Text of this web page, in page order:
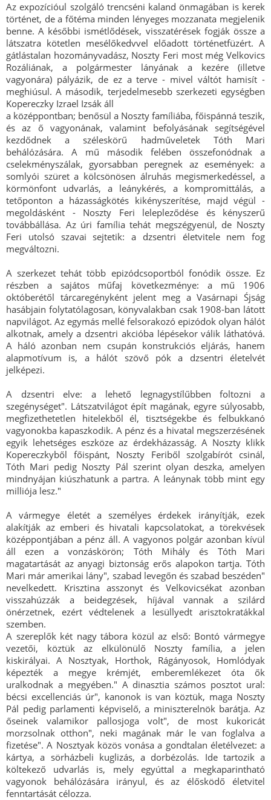
Az expozícióul szolgáló trencséni kaland önmagában is kerek
történet, de a főtéma minden lényeges mozzanata megjelenik
benne. A későbbi ismétlődések, visszatérések fogják össze a
látszatra kötetlen mesélőkedvvel előadott történetfüzért. A
gátlástalan hozományvadász, Noszty Feri most még Velkovics
Rozáliának, a polgármester lányának a kezére (illetve
vagyonára) pályázik, de ez a terve - mivel váltót hamisít -
meghiúsul. A második, terjedelmesebb szerkezeti egységben
Kopereczky Izrael Izsák áll
a középpontban; benősül a Noszty famíliába, főispánná teszik,
és az ő vagyonának, valamint befolyásának segítségével
kezdődnek a széleskörű hadműveletek Tóth Mari
behálózására. A mű második felében összefonódnak a
cselekményszálak, gyorsabban peregnek az események: a
somlyói szüret a kölcsönösen álruhás megismerkedéssel, a
körmönfont udvarlás, a leánykérés, a kompromittálás, a
tetőponton a házasságkötés kikényszerítése, majd végül -
megoldásként - Noszty Feri lelepleződése és kényszerű
továbbállása. Az úri família tehát megszégyenül, de Noszty
Feri utolsó szavai sejtetik: a dzsentri életvitele nem fog
megváltozni.
A szerkezet tehát több epizódcsoportból fonódik össze. Ez
részben a sajátos műfaj következménye: a mű 1906
októberétől tárcaregényként jelent meg a Vasárnapi Śjság
hasábjain folytatólagosan, könyvalakban csak 1908-ban látott
napvilágot. Az egymás mellé felsorakozó epizódok olyan hálót
alkotnak, amely a dzsentri akcióba lépésekor válik láthatóvá.
A háló azonban nem csupán konstrukciós eljárás, hanem
alapmotívum is, a hálót szövő pók a dzsentri életelvét
jelképezi.
A dzsentri elve: a lehető legnagystílűbben foltozni a
szegénységet". Látszatvilágot épít magának, egyre súlyosabb,
megfizethetetlen hitelekből él, tisztségekbe és felbukkanó
vagyonokba kapaszkodik. A pénz és a hivatal megszerzésének
egyik lehetséges eszköze az érdekházasság. A Noszty klikk
Kopereczkyből főispánt, Noszty Feriből szolgabírót csinál,
Tóth Mari pedig Noszty Pál szerint olyan deszka, amelyen
mindnyájan kiúszhatunk a partra. A leánynak több mint egy
milliója lesz."
A vármegye életét a személyes érdekek irányítják, ezek
alakítják az emberi és hivatali kapcsolatokat, a törekvések
középpontjában a pénz áll. A vagyonos polgár azonban kívül
áll ezen a vonzáskörön; Tóth Mihály és Tóth Mari
magatartását az anyagi biztonság erős alapokon tartja. Tóth
Mari már amerikai lány", szabad levegőn és szabad beszéden"
nevelkedett. Krisztina asszonyt és Velkovicsékat azonban
visszahúzzák a beidegzések, híjával vannak a szilárd
önérzetnek, ezért védtelenek a lesüllyedt arisztokratákkal
szemben.
A szereplők két nagy tábora közül az első: Bontó vármegye
vezetői, köztük az elkülönülő Noszty família, a jelen
kiskirályai. A Nosztyak, Horthok, Rágányosok, Homlódyak
képezték a megye krémjét, emberemlékezet óta ők
uralkodnak a megyében." A dinasztia számos posztot ural:
bécsi excellenciás úr", kanonok is van köztük, maga Noszty
Pál pedig parlamenti képviselő, a miniszterelnök barátja. Az
őseinek valamikor pallosjoga volt", de most kukoricát
morzsolnak otthon", neki magának már le van foglalva a
fizetése". A Nosztyak közös vonása a gondtalan életélvezet: a
kártya, a sörházbeli kuglizás, a dorbézolás. Ide tartozik a
költekező udvarlás is, mely egyúttal a megkaparintható
vagyonok behálózására irányul, és az élősködő életvitel
fenntartását célozza.